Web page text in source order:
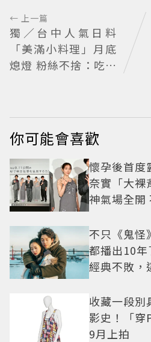
← 上一篇
獨／台中人氣日料
「美滿小料理」月底
熄燈 粉絲不捨：吃過
你可能會喜歡
懷孕後首度
奈實「大裸
神氣場全開
不只《鬼怪
都播出10年
經典不敗，
收藏一段別
影史！「
9月上拍